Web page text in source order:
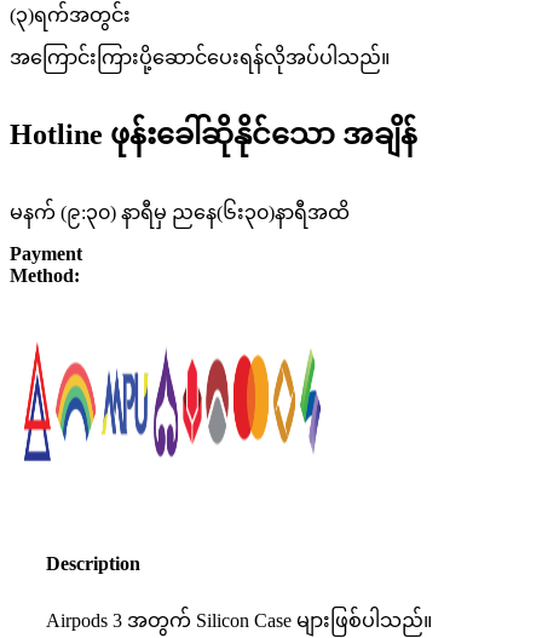
(၃)ရက်အတွင်း
အကြောင်းကြားပို့ဆောင်ပေးရန်လိုအပ်ပါသည်။
Hotline ဖုန်းခေါ်ဆိုနိုင်သော အချိန်
မနက် (၉:၃၀) နာရီမှ ညနေ(၆း၃၀)နာရီအထိ
Payment
Method:
Description
Airpods 3 အတွက် Silicon Case များဖြစ်ပါသည်။